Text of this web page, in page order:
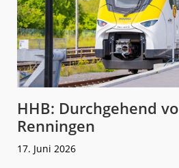
HHB: Durchgehend
Renningen
17. Juni 2026